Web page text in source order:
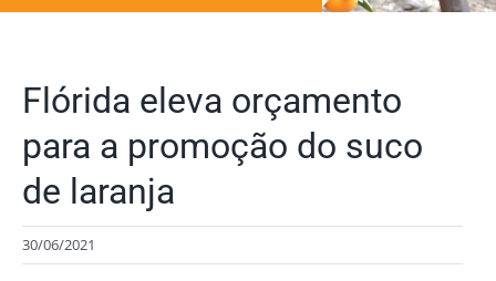
Flórida eleva orçamento
para a promoção do suco
de laranja
30/06/2021